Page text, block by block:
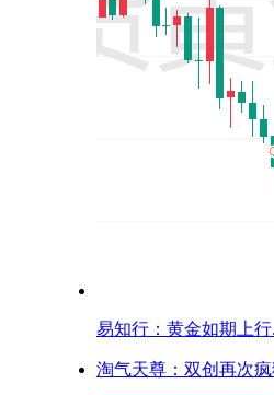
易知行：黄金如期上行
淘气天尊：双创再次